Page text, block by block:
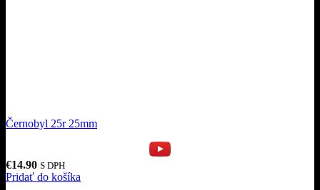
Černobyl 25r 25mm
€14.90 S DPH
Pridať do košíka